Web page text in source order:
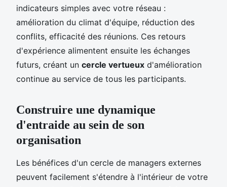
indicateurs simples avec votre réseau :
amélioration du climat d'équipe, réduction des
conflits, efficacité des réunions. Ces retours
d'expérience alimentent ensuite les échanges
futurs, créant un cercle vertueux d'amélioration
continue au service de tous les participants.
Construire une dynamique
d'entraide au sein de son
organisation
Les bénéfices d'un cercle de managers externes
peuvent facilement s'étendre à l'intérieur de votre